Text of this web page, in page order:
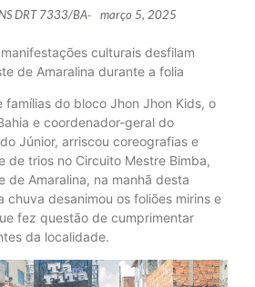
DRT 7333/BA- março 5, 2025
culturais desfilam
de Amaralina durante a folia
famílias do bloco Jhon Jhon Kids, o
e coordenador-geral do
Júnior, arriscou coreografias e
de trios no Circuito Mestre Bimba,
de Amaralina, na manhã desta
desanimou os foliões mirins e
fez questão de cumprimentar
da localidade.